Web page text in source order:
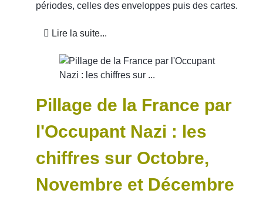
périodes, celles des enveloppes puis des cartes.
Lire la suite...
Pillage de la France par
l'Occupant Nazi : les
chiffres sur Octobre,
Novembre et Décembre